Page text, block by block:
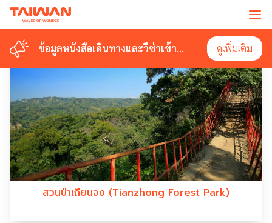
ข้อมูลหนังสือเดินทางและวีซ่าเข้า
ดูเพิ่มเติม
ข้อมูลหนังสือเดินทางและวีซ่าเข้า
ดูเพิ่มเติม
#TIANZHONGFORESTPARK
สวนป่าเถียนจง (Tianzhong Forest Park)